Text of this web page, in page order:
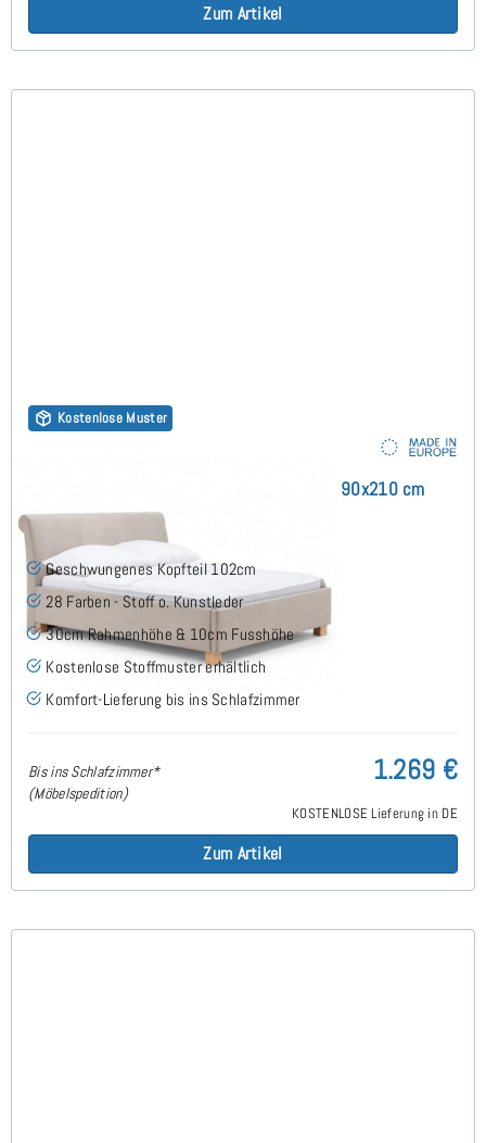
Zum Artikel
Kostenlose Muster
Singapur Polsterbett mit Bettkasten 90x210 cm
Geschwungenes Kopfteil 102cm
28 Farben - Stoff o. Kunstleder
30cm Rahmenhöhe & 10cm Fusshöhe
Kostenlose Stoffmuster erhältlich
Komfort-Lieferung bis ins Schlafzimmer
Bis ins Schlafzimmer*
(Möbelspedition)
1.269 €
KOSTENLOSE Lieferung in DE
Zum Artikel